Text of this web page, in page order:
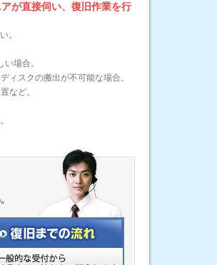
が直接伺い、復旧作業を行
。
場合。
ィスクの搬出が不可能な場合。
など。